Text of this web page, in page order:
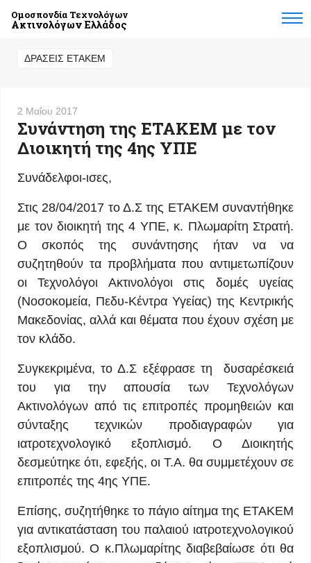
Ομοσπονδία Τεχνολόγων
Ακτινολόγων Ελλάδος
ΔΡΆΣΕΙΣ ΕΤΑΚΕΜ
2 Μαΐου 2017
Συνάντηση της ΕΤΑΚΕΜ με τον
Διοικητή της 4ης ΥΠΕ
Συνάδελφοι-ισες,
Στις 28/04/2017 το Δ.Σ της ΕΤΑΚΕΜ συναντήθηκε
με τον διοικητή της 4 ΥΠΕ, κ. Πλωμαρίτη Στρατή.
Ο σκοπός της συνάντησης ήταν να να
συζητηθούν τα προβλήματα που αντιμετωπίζουν
οι Τεχνολόγοι Ακτινολόγοι στις δομές υγείας
(Νοσοκομεία, Πεδυ-Κέντρα Υγείας) της Κεντρικής
Μακεδονίας, αλλά και θέματα που έχουν σχέση με
τον κλάδο.
Συγκεκριμένα, το Δ.Σ εξέφρασε τη δυσαρέσκειά
του για την απουσία των Τεχνολόγων
Ακτινολόγων από τις επιτροπές προμηθειών και
σύνταξης τεχνικών προδιαγραφών για
ιατροτεχνολογικό εξοπλισμό. Ο Διοικητής
δεσμεύτηκε ότι, εφεξής, οι Τ.Α. θα συμμετέχουν σε
επιτροπές της 4ης ΥΠΕ.
Επίσης, συζητήθηκε το πάγιο αίτημα της ΕΤΑΚΕΜ
για αντικατάσταση του παλαιού ιατροτεχνολογικού
εξοπλισμού. Ο κ.Πλωμαρίτης διαβεβαίωσε ότι θα